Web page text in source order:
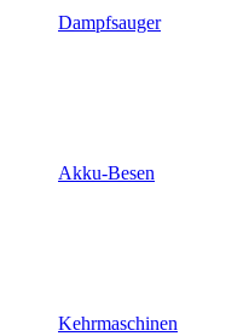
Dampfsauger
Akku-Besen
Kehrmaschinen